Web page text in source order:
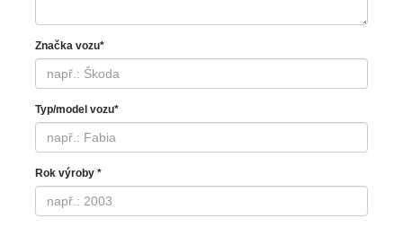
Značka vozu*
Typ/model vozu*
Rok výroby *